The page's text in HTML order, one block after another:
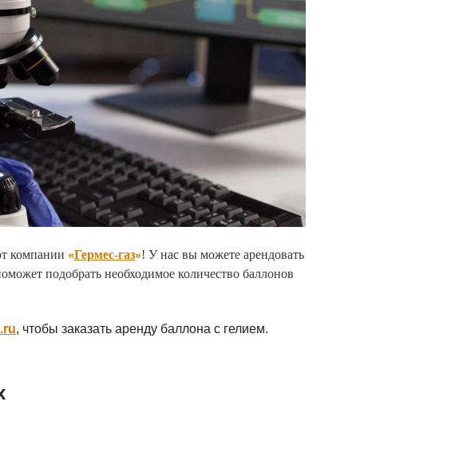
компании «Гермес-газ»! У нас вы можете арендовать
подобрать необходимое количество баллонов
, чтобы заказать аренду баллона с гелием.